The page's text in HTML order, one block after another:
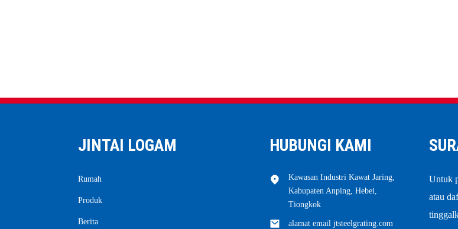
JINTAI LOGAM
Rumah
Produk
Berita
HUBUNGI KAMI
Kawasan Industri Kawat Jaring,
Kabupaten Anping, Hebei,
Tiongkok
alamat email jtsteelgrating.com
Untuk
atau